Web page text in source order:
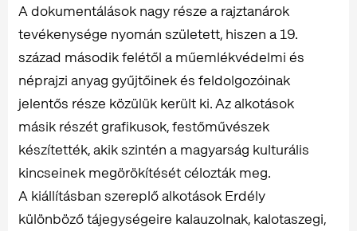
A dokumentálások nagy része a rajztanárok
tevékenysége nyomán született, hiszen a 19.
század második felétől a műemlékvédelmi és
néprajzi anyag gyűjtőinek és feldolgozóinak
jelentős része közülük került ki. Az alkotások
másik részét grafikusok, festőművészek
készítették, akik szintén a magyarság kulturális
kincseinek megörökítését célozták meg.
A kiállításban szereplő alkotások Erdély
különböző tájegységeire kalauzolnak, kalotaszegi,